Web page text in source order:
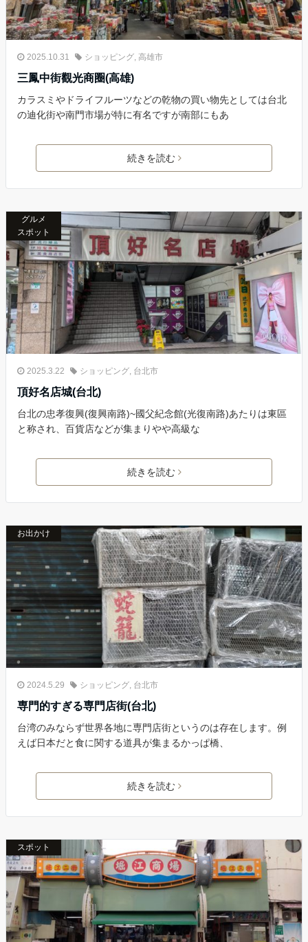
2025.10.31 ショッピング, 高雄市
三鳳中街觀光商圈(高雄)
カラスミやドライフルーツなどの乾物の買い物先としては台北
の迪化街や南門市場が特に有名ですが南部にもあ
続きを読む
グルメ
スポット
2025.3.22 ショッピング, 台北市
頂好名店城(台北)
台北の忠孝復興(復興南路)~國父紀念館(光復南路)あたりは東區
と称され、百貨店などが集まりやや高級な
続きを読む
お出かけ
2024.5.29 ショッピング, 台北市
専門的すぎる専門店街(台北)
台湾のみならず世界各地に専門店街というのは存在します。例
えば日本だと食に関する道具が集まるかっぱ橋、
続きを読む
スポット